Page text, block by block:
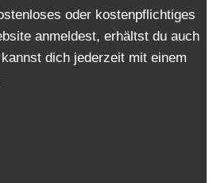
oder kostenpflichtiges
anmeldest, erhältst du auch
dich jederzeit mit einem